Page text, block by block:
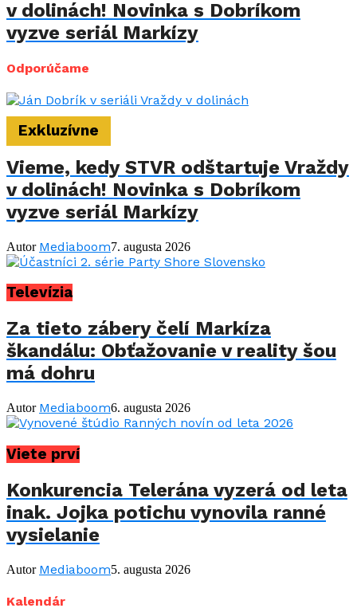
v dolinách! Novinka s Dobríkom
vyzve seriál Markízy
Odporúčame
Exkluzívne
Vieme, kedy STVR odštartuje Vraždy
v dolinách! Novinka s Dobríkom
vyzve seriál Markízy
Autor Mediaboom7. augusta 2026
Televízia
Za tieto zábery čelí Markíza
škandálu: Obťažovanie v reality šou
má dohru
Autor Mediaboom6. augusta 2026
Viete prví
Konkurencia Telerána vyzerá od leta
inak. Jojka potichu vynovila ranné
vysielanie
Autor Mediaboom5. augusta 2026
Kalendár